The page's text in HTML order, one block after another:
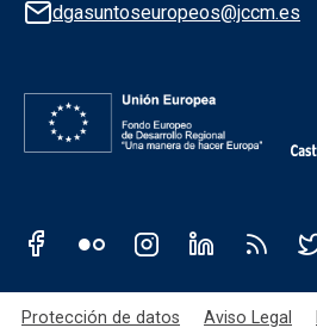
dgasuntoseuropeos@jccm.es
Redes sociales JCCM
Menú legal
Protección de datos Aviso Legal